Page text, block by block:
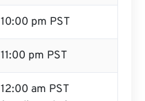
10:00 pm PST
11:00 pm PST
12:00 am PST